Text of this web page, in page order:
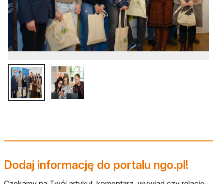
Dodaj informację do portalu ngo.pl!